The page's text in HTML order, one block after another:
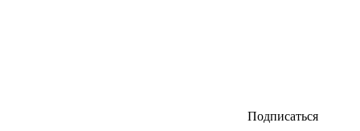
Подписаться